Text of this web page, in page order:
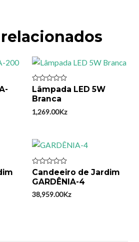
Avaliação
0
de
Lâmpada LED 5W
Branca
1,269.00Kz
Avaliação
0
de
5
Candeeiro de Jardim
GARDÊNIA-4
38,959.00Kz